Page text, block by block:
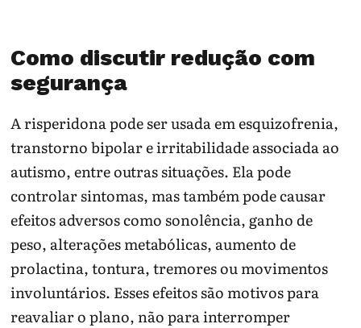
Como discutir redução com
segurança
A risperidona pode ser usada em esquizofrenia,
transtorno bipolar e irritabilidade associada ao
autismo, entre outras situações. Ela pode
controlar sintomas, mas também pode causar
efeitos adversos como sonolência, ganho de
peso, alterações metabólicas, aumento de
prolactina, tontura, tremores ou movimentos
involuntários. Esses efeitos são motivos para
reavaliar o plano, não para interromper